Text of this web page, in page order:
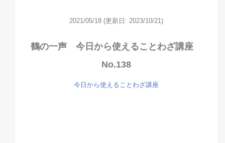
2021/05/18 (更新日: 2023/10/21)
鶴の一声 今日から使えることわざ講座
No.138
今日から使えることわざ講座